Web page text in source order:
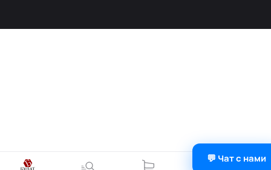
💬 Чат с нами